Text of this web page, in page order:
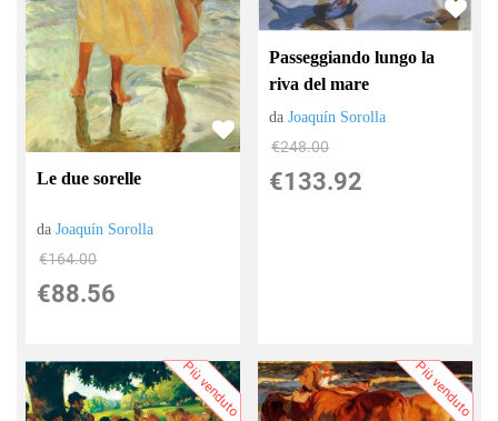
Le due sorelle
daJoaquín Sorolla
€164.00
€88.56
Passeggiando lungo la
riva del mare
daJoaquín Sorolla
€248.00
€133.92
Più venduto Più venduto